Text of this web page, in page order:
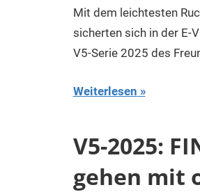
Kurk
Mit dem leichtesten
sicherten sich in der E-
V5-Serie 2025 des
Weiterlesen
V5-2025:
gehen mit